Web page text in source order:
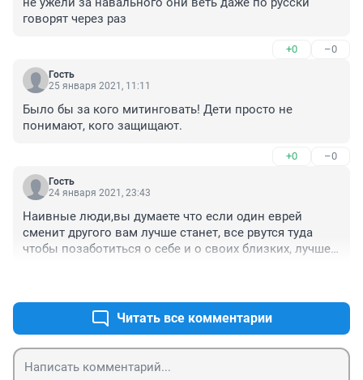
говорят через раз
+0 –0
Гость
25 января 2021, 11:11
Было бы за кого митинговать! Дети просто не
понимают, кого защищают.
+0 –0
Гость
24 января 2021, 23:43
Наивные люди,вы думаете что если один еврей
сменит другого вам лучше станет, все рвутся туда
чтобы позаботиться о себе и о своих близких, лучше
Читать все комментарии